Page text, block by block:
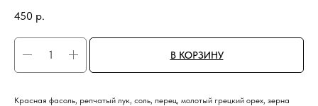
450 р.
В КОРЗИНУ
Красная фасоль, репчатый лук, соль, перец, молотый грецкий орех, зерна